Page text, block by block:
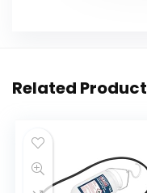
Related